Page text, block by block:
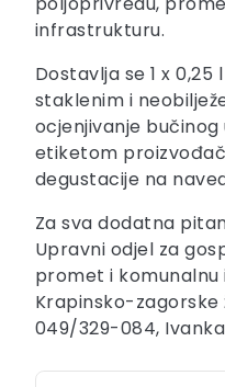
infrastrukturu.
Dostavlja se 1 x 0,25
staklenim i
ocjenjivanje bučinog
etiketom
degustacije na
Za sva dodatna
Upravni odjel za
promet i
Krapinsko-
049/329-084,